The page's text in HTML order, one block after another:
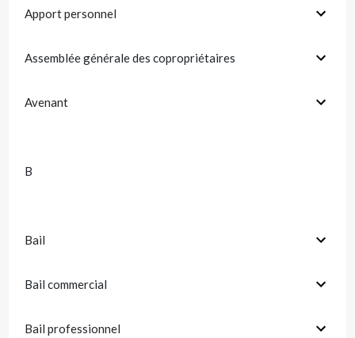
Apport personnel
Assemblée générale des copropriétaires
Avenant
B
Bail
Bail commercial
Bail professionnel